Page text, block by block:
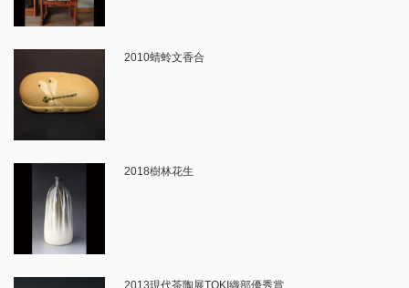
2010蜻蛉文香合
2018樹林花生
2013現代茶陶展TOKI織部優秀賞